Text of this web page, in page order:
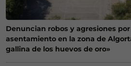
Denuncian robos y agresiones
asentamiento en la zona de
gallina de los huevos de oro»